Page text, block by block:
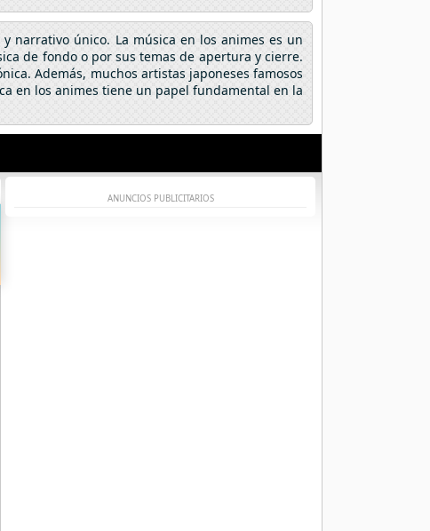
narrativo único. La música en los animes es un
de fondo o por sus temas de apertura y cierre.
Además, muchos artistas japoneses famosos
en los animes tiene un papel fundamental en la
ANUNCIOS PUBLICITARIOS